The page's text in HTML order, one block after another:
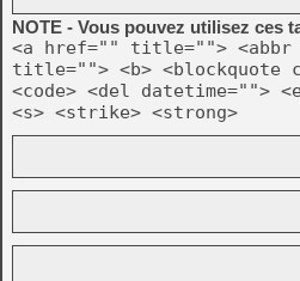
NOTE - Vous pouvez utilisez ces
<a href="" title=""> <abbr
title=""> <b> <blockquote
<code> <del datetime="">
<s> <strike> <strong>